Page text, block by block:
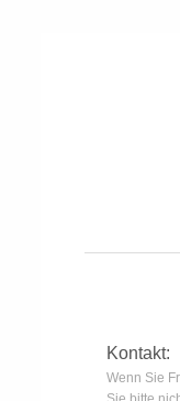
Kontakt:
Wenn Sie